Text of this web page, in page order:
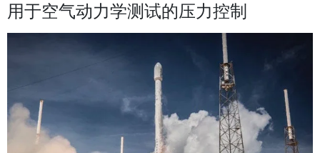
用于空气动力学测试的压力控制